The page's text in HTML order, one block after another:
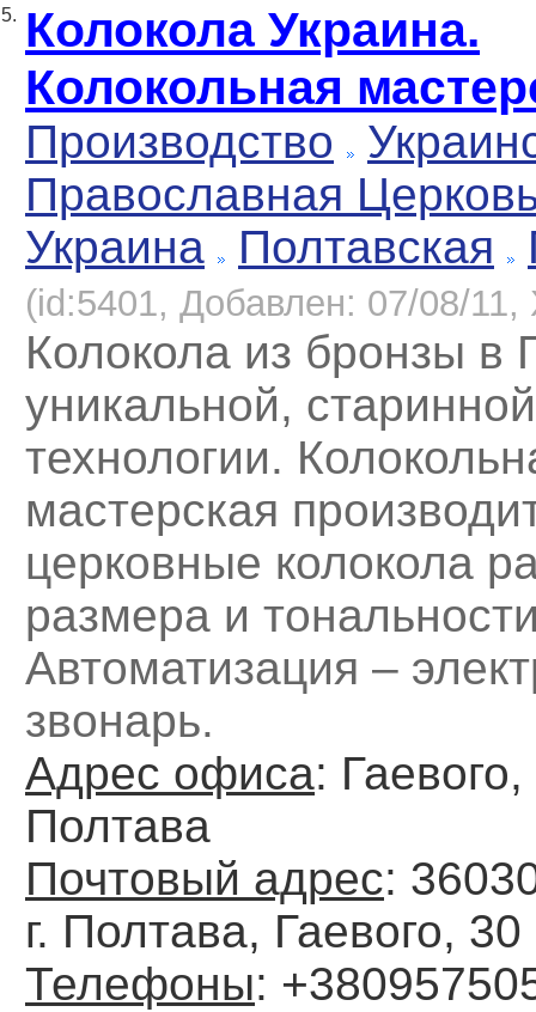
5. Колокола Украина.
Колокольная
Производство
Православная
Украина
Полтавская
(id:5401, Добавлен: 07/08/11,
Колокола из бронзы в
уникальной, старинной
технологии.
мастерская
церковные колокола
размера и
Автоматизация –
звонарь.
Адрес офиса: Гаевого,
Полтава
Почтовый адрес:
г. Полтава, Гаевого, 30
Телефоны: